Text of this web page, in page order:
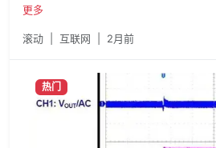
程调取资料，只能急得抓耳挠腮。向日
操作简单，小白也能上手；免费够用，
更多
滚动 互联网 2月前
热门